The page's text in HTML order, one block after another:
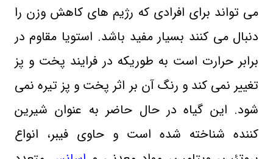
می تواند برای افرادی که رژیم های کاهش وزن را
دنبال می کنند بسیار مفید باشد. استویا مقاوم در
برابر حرارت است به طوریکه در فرایند پخت و پز
تغییر نمی کند و رنگ آن بر اثر پخت و پز تیره نمی
شود. این گیاه در حال حاضر به عنوان شیرین
کننده شناخته شده است و حاوی فیبر، انواع